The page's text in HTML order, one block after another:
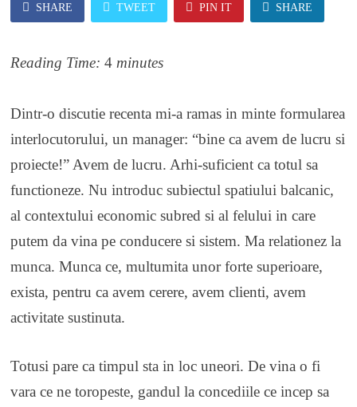
SHARE TWEET PIN IT SHARE
Reading Time: 4 minutes
Dintr-o discutie recenta mi-a ramas in minte formularea
interlocutorului, un manager: “bine ca avem de lucru si
proiecte!” Avem de lucru. Arhi-suficient ca totul sa
functioneze. Nu introduc subiectul spatiului balcanic,
al contextului economic subred si al felului in care
putem da vina pe conducere si sistem. Ma relationez la
munca. Munca ce, multumita unor forte superioare,
exista, pentru ca avem cerere, avem clienti, avem
activitate sustinuta.
Totusi pare ca timpul sta in loc uneori. De vina o fi
vara ce ne toropeste, gandul la concediile ce incep sa